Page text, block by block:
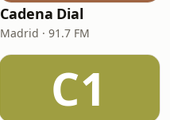
Cadena Dial
Madrid · 91.7 FM
C1